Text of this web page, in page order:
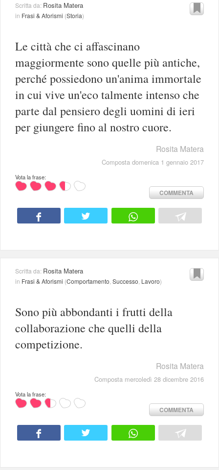
Scritta da: Rosita Matera
in Frasi & Aforismi (Storia)
Le città che ci affascinano
maggiormente sono quelle più antiche,
perché possiedono un'anima immortale
in cui vive un'eco talmente intenso che
parte dal pensiero degli uomini di ieri
per giungere fino al nostro cuore.
Rosita Matera
Composta domenica 1 gennaio 2017
Vota la frase:
COMMENTA
Scritta da: Rosita Matera
in Frasi & Aforismi (Comportamento Successo Lavoro)
Sono più abbondanti i frutti della
collaborazione che quelli della
competizione.
Rosita Matera
Composta mercoledì 28 dicembre 2016
Vota la frase:
COMMENTA